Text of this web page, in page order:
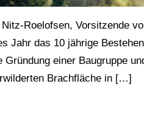
Roelofsen, Vorsitzende
Jahr das 10 jährige
einer Baugruppe
Brachfläche in […]